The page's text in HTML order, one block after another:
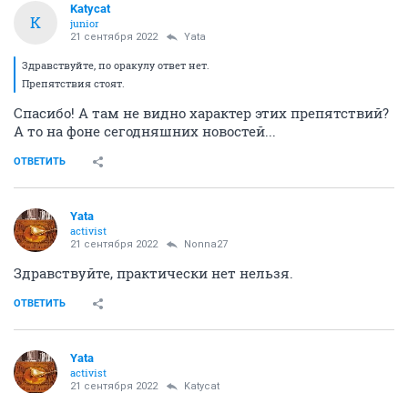
K
Katycat
junior
21 сентября 2022 Yata
Здравствуйте, по оракулу ответ нет.
Препятствия стоят.
Спасибо! А там не видно характер этих препятствий?
А то на фоне сегодняшних новостей...
ОТВЕТИТЬ
Yata
activist
21 сентября 2022 Nonna27
Здравствуйте, практически нет нельзя.
ОТВЕТИТЬ
Yata
activist
21 сентября 2022 Katycat